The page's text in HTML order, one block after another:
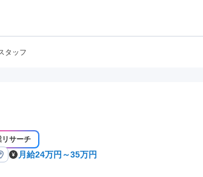
タッフ
リサーチ
月給24万円～35万円